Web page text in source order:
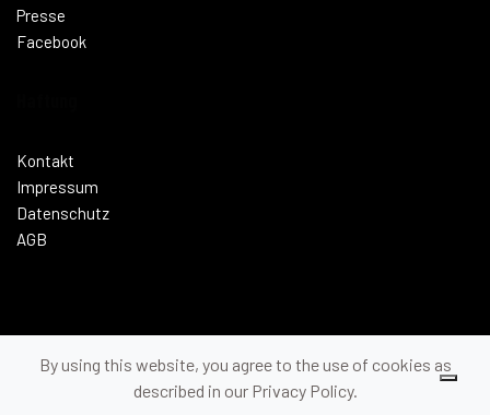
By using this website, you agree to the use of cookies as
described in our Privacy Policy.
Presse
Facebook
Kontakt
Impressum
Datenschutz
AGB
© 2026 Cycling Academy. Designed byIMAGEGROUP24